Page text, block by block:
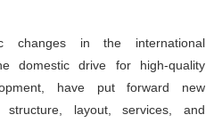
changes in the international
domestic drive for high-quality
have put forward new
layout, services, and